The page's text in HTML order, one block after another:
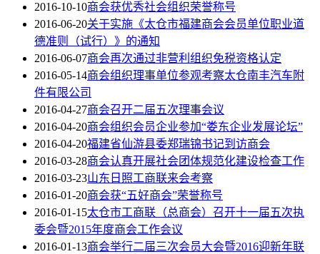
2016-10-10商会获优秀社会组织荣誉称号
2016-06-20关于实施《太仓市福建商会会员单位职业道
德准则（试行）》的通知
2016-06-07商会再次通过非营利组织免税资格认定
2016-05-14商会组织理事单位参观考察太仓南丰汽车附
件有限公司
2016-04-27商会召开二届五次理事会议
2016-04-20商会组织会员企业参加“娄东企业发展论坛”
2016-04-20福建省仙游县委郑瑞锦书记到访商会
2016-03-28商会认真开展社会团体规范化建设检查工作
2016-03-23山东日照工商联来会考察
2016-01-20商会获“五好商会”荣誉称号
2016-01-15太仓市工商联（总商会）召开十一届五次执
委会暨2015年度商会工作会议
2016-01-13商会举行二届三次会员大会暨2016迎新年联